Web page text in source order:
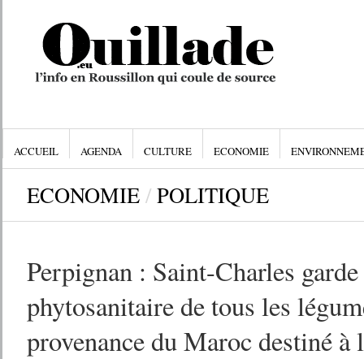
ACCUEIL AGENDA CULTURE ECONOMIE
ECONOMIE / POLITIQUE
Perpignan : Saint-Charles
phytosanitaire de tous les
provenance du Maroc destiné à